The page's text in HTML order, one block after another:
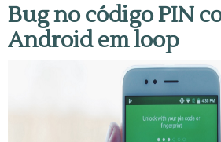
Bug no código PIN
Android em loop